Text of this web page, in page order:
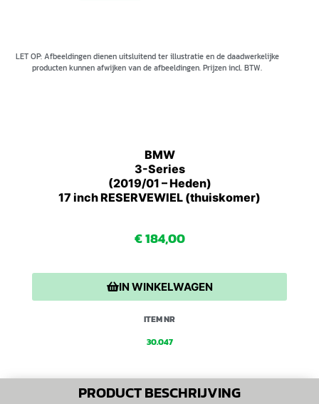
LET OP: Afbeeldingen dienen uitsluitend ter illustratie en de daadwerkelijke
producten kunnen afwijken van de afbeeldingen. Prijzen incl. BTW.
BMW
3-Series
(2019/01 – Heden)
17 inch RESERVEWIEL (thuiskomer)
€184,00
IN WINKELWAGEN
ITEM NR
30.047
PRODUCT BESCHRIJVING